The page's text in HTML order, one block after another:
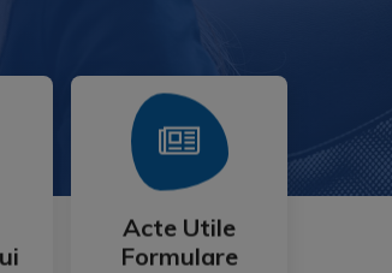
Acte Utile
Formulare
Acte Utile
Formulare
Mai Mult